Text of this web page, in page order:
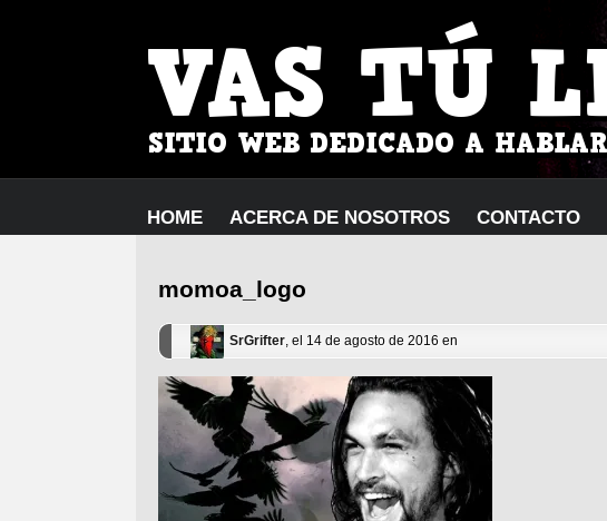
HOME ACERCA DE NOSOTROS CONTACTO
momoa_logo
SrGrifter, el 14 de agosto de 2016 en